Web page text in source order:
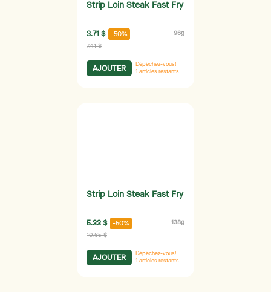
Strip Loin Steak Fast Fry
3.71 $ -50% 96g
7.41 $
AJOUTER
Dépêchez-vous!
1 articles restants
Strip Loin Steak Fast Fry
5.33 $ -50% 138g
10.65 $
AJOUTER
Dépêchez-vous!
1 articles restants